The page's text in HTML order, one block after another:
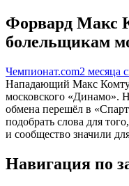
Форвард Макс
болельщикам
Чемпионат.com2 месяца
Нападающий Макс
московского «Динамо».
обмена перешёл в
подобрать слова для
и сообщество значили
Навигация по